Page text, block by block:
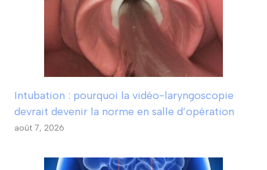
Intubation : pourquoi la vidéo-laryngoscopie
devrait devenir la norme en salle d’opération
août 7, 2026